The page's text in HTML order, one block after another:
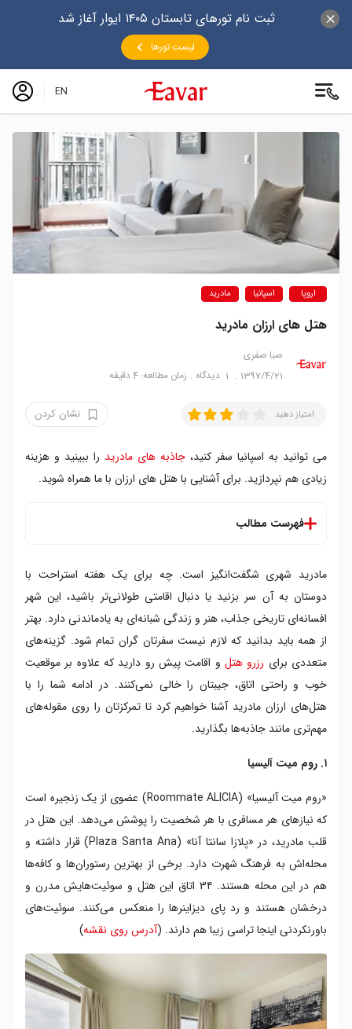
ثبت نام تورهای تابستان ۱۴۰۵ ایوار آغاز شد
لیست تورها
EN
اروپا اسپانیا مادرید
هتل های ارزان مادرید
صبا صفری
1397/4/21
1 دیدگاه زمان مطالعه: 4 دقیقه
امتیاز دهید نشان کردن
می توانید به اسپانیا سفر کنید، جاذبه های مادرید را ببینید و هزینه
زیادی هم نپردازید. برای آشنایی با هتل های ارزان با ما همراه شوید.
فهرست مطالب
۳. روم میت ماریو
۴. اوستال گالا
۵. پراکتیک متروپل
۷. آپارتامنتوس فوئنکارال ۴۶
۸. اوستال مت مادرید
مادرید شهری شگفت‌انگیز است. چه برای یک هفته استراحت با
دوستان به آن سر بزنید یا دنبال اقامتی طولانی‌تر باشید، این شهر
افسانه‌ای تاریخی جذاب، هنر و زندگی شبانه‌ای به یادماندنی دارد. بهتر
از همه باید بدانید که لازم نیست سفرتان گران تمام شود. گزینه‌های
متعددی برای رزرو هتل و اقامت پیش رو دارید که علاوه بر موقعیت
خوب و راحتی اتاق، جیبتان را خالی نمی‌کنند. در ادامه شما را با
هتل‌های ارزان مادرید آشنا خواهیم کرد تا تمرکزتان را روی مقوله‌های
مهم‌تری مانند جاذبه‌ها بگذارید.
۱. روم میت آلیسیا
«روم میت آلیسیا» (Roommate ALICIA) عضوی از یک زنجیره است
که نیازهای هر مسافری با هر شخصیت را پوشش می‌دهد. این هتل در
قلب مادرید، در «پلازا سانتا آنا» (Plaza Santa Ana) قرار داشته و
محله‌اش به فرهنگ شهرت دارد. برخی از بهترین رستوران‌ها و کافه‌ها
هم در این محله هستند. ۳۴ اتاق این هتل و سوئیت‌هایش مدرن و
درخشان هستند و رد پای دیزاینرها را منعکس می‌کنند. سوئیت‌های
باورنکردنی اینجا تراسی زیبا هم دارند. (آدرس روی نقشه)